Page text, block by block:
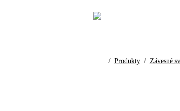
/ Produkty / Závesné